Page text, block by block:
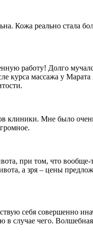
Кожа реально стала
работу! Долго
курса массажа у
клиники. Мне было
при том, что вообще-
а зря – цены
себя совершенно
в случае чего.